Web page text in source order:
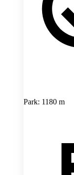
Park: 1180 m